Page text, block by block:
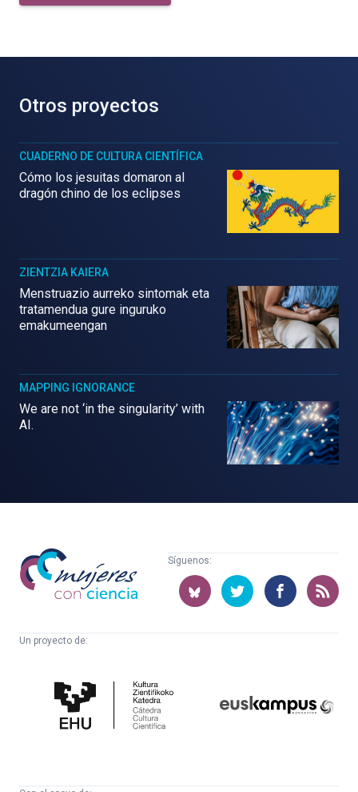
Otros proyectos
CUADERNO DE CULTURA CIENTÍFICA
Cómo los jesuitas domaron al
dragón chino de los eclipses
ZIENTZIA KAIERA
Menstruazio aurreko sintomak eta
tratamendua gure inguruko
emakumeengan
MAPPING IGNORANCE
We are not ‘in the singularity’ with
AI.
Mujeres
con
ciencia
Síguenos:
Un proyecto de:
Cultura
Científica